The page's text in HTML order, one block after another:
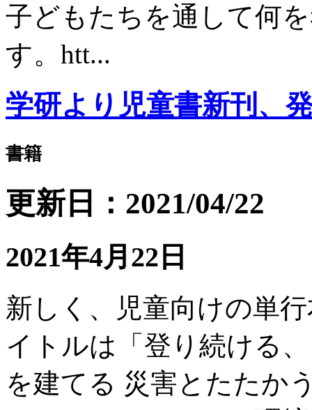
子どもたちを通して何
す。htt...
学研より児童書新刊、
書籍
更新日：2021/04/22
2021年4月22日
新しく、児童向けの単
イトルは「登り続ける
を建てる 災害とたたか